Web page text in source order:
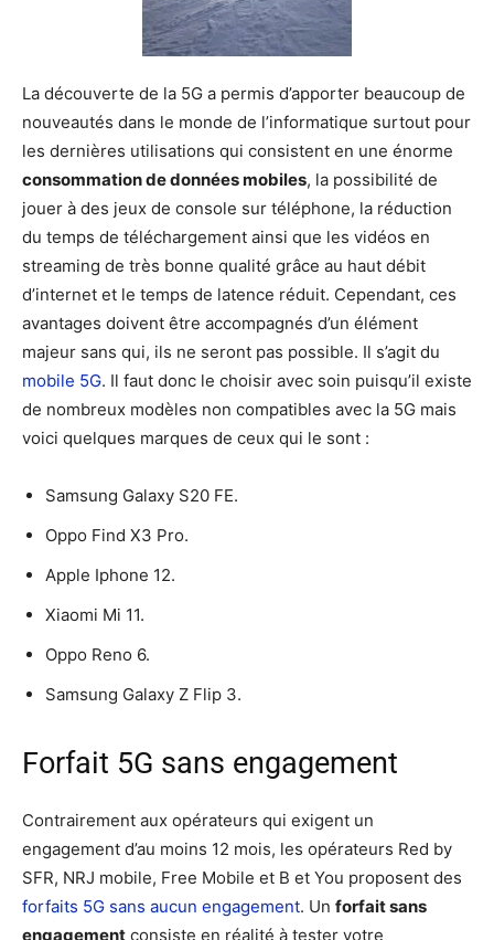
La découverte de la 5G a permis d’apporter beaucoup de
nouveautés dans le monde de l’informatique surtout pour
les dernières utilisations qui consistent en une énorme
consommation de données mobiles, la possibilité de
jouer à des jeux de console sur téléphone, la réduction
du temps de téléchargement ainsi que les vidéos en
streaming de très bonne qualité grâce au haut débit
d’internet et le temps de latence réduit. Cependant, ces
avantages doivent être accompagnés d’un élément
majeur sans qui, ils ne seront pas possible. Il s’agit du
mobile 5G. Il faut donc le choisir avec soin puisqu’il existe
de nombreux modèles non compatibles avec la 5G mais
voici quelques marques de ceux qui le sont :
Samsung Galaxy S20 FE.
Oppo Find X3 Pro.
Apple Iphone 12.
Xiaomi Mi 11.
Oppo Reno 6.
Samsung Galaxy Z Flip 3.
Forfait 5G sans engagement
Contrairement aux opérateurs qui exigent un
engagement d’au moins 12 mois, les opérateurs Red by
SFR, NRJ mobile, Free Mobile et B et You proposent des
forfaits 5G sans aucun engagement. Un forfait sans
engagement consiste en réalité à tester votre